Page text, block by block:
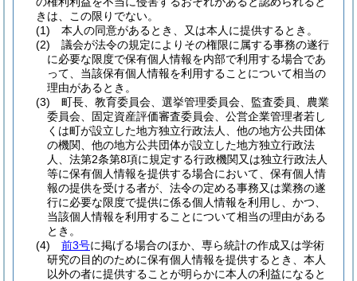
きは、この限りでない。
(1)
本人の同意があるとき、又は本人に提供するとき。
(2)
議会が法令の規定によりその権限に属する事務の遂行
に必要な限度で保有個人情報を内部で利用する場合であ
って、当該保有個人情報を利用することについて相当の
理由があるとき。
(3)
町長、教育委員会、選挙管理委員会、監査委員、農業
委員会、固定資産評価審査委員会、公営企業管理者若し
くは町が設立した地方独立行政法人、他の地方公共団体
の機関、他の地方公共団体が設立した地方独立行政法
人、法第2条第8項に規定する行政機関又は独立行政法人
等に保有個人情報を提供する場合において、保有個人情
報の提供を受ける者が、法令の定める事務又は業務の遂
行に必要な限度で提供に係る個人情報を利用し、かつ、
当該個人情報を利用することについて相当の理由がある
とき。
(4)
前3号に掲げる場合のほか、専ら統計の作成又は学術
研究の目的のために保有個人情報を提供するとき、本人
以外の者に提供することが明らかに本人の利益になると